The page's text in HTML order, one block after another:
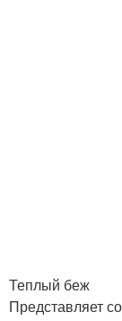
Теплый беж
Представляет